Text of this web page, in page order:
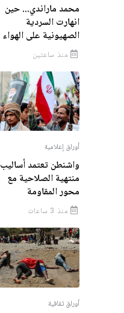
محمد ماراندي... حين
انهارت السردية
الصهيونية على الهواء
منذ ساعتين
أوراق إعلامية
واشنطن تعتمد أساليب
منتهية الصلاحية مع
محور المقاومة
منذ 3 ساعات
أوراق ثقافية